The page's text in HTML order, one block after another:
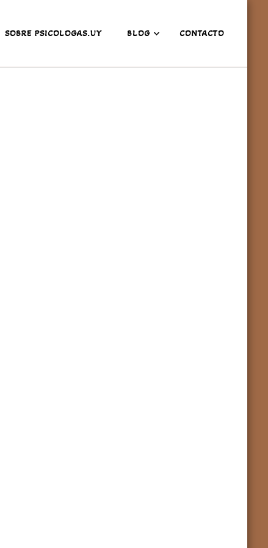
SOBRE PSICOLOGAS.UY BLOG CONTACTO